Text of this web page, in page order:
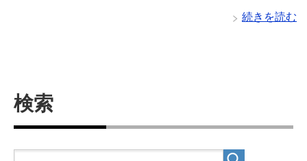
続きを読む
検索